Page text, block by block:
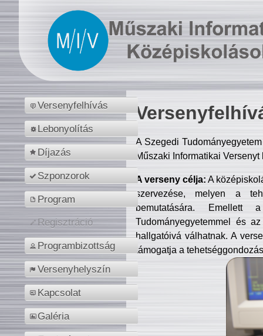
Versenyfelhívás
Lebonyolítás
Díjazás
Szponzorok
Program
Regisztráció
Programbizottság
Versenyhelyszín
Kapcsolat
Galéria
A Szegedi
Műszaki Informatikai
A verseny célja: A
szervezése, melyen a
bemutatására. Emellett
Tudományegyetemmel és
hallgatóivá válhatnak. A
támogatja a